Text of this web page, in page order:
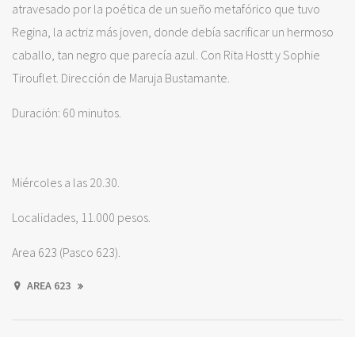
atravesado por la poética de un sueño metafórico que tuvo
Regina, la actriz más joven, donde debía sacrificar un hermoso
caballo, tan negro que parecía azul. Con Rita Hostt y Sophie
Tirouflet. Dirección de Maruja Bustamante.
Duración: 60 minutos.
Miércoles a las 20.30.
Localidades, 11.000 pesos.
Area 623 (Pasco 623).
AREA 623